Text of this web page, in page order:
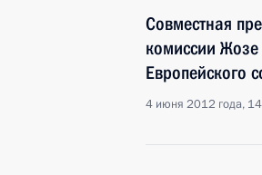
Совместная
комиссии
Европейского
4 июня 2012 года,